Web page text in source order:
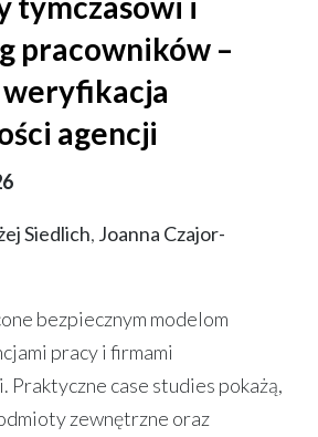
pracowników –
weryfikacja
agencji
Siedlich, Joanna Czajor-
bezpiecznym modelom
pracy i firmami
Praktyczne case studies pokażą,
zewnętrzne oraz